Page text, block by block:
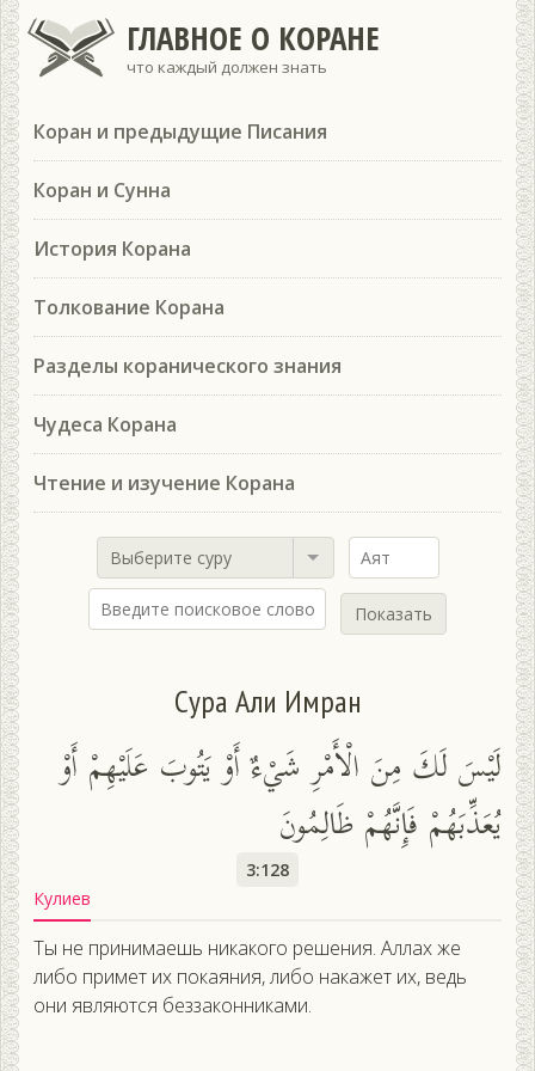
ГЛАВНОЕ О КОРАНЕ
что каждый должен знать
Коран и предыдущие Писания
Коран и Сунна
История Корана
Толкование Корана
Разделы коранического знания
Чудеса Корана
Чтение и изучение Корана
Выберите суру
Показать
Сура Али Имран
لَيْسَ لَكَ مِنَ الْأَمْرِ شَيْءٌ أَوْ يَتُوبَ عَلَيْهِمْ أَوْ
يُعَذِّبَهُمْ فَإِنَّهُمْ ظَالِمُونَ
3:128
Кулиев
Ты не принимаешь никакого решения. Аллах же
либо примет их покаяния, либо накажет их, ведь
они являются беззаконниками.